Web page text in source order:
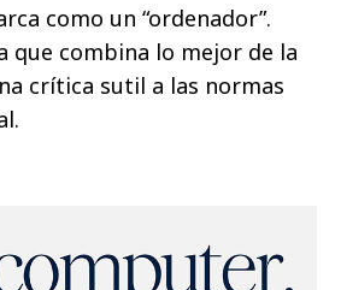
como un “ordenador”.
que combina lo mejor de la
crítica sutil a las normas